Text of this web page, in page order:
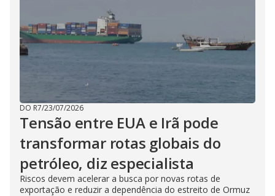
DO R7/23/07/2026
Tensão entre EUA e Irã pode
transformar rotas globais do
petróleo, diz especialista
Riscos devem acelerar a busca por novas rotas de
exportação e reduzir a dependência do estreito de Ormuz